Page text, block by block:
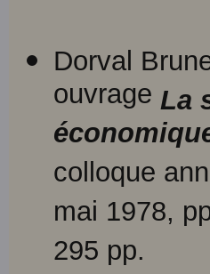
Dorval
ouvrage La
colloque
mai 1978,
295 pp.